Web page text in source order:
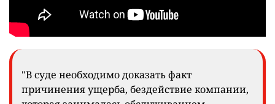
"В суде необходимо доказать факт
причинения ущерба, бездействие компании,